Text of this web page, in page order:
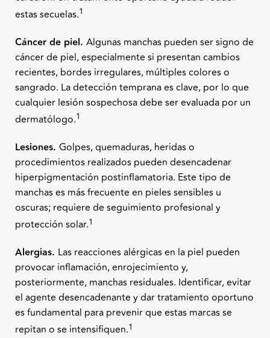
estas secuelas.1
Cáncer de piel. Algunas manchas pueden ser signo de
cáncer de piel, especialmente si presentan cambios
recientes, bordes irregulares, múltiples colores o
sangrado. La detección temprana es clave, por lo que
cualquier lesión sospechosa debe ser evaluada por un
dermatólogo.1
Lesiones. Golpes, quemaduras, heridas o
procedimientos realizados pueden desencadenar
hiperpigmentación postinflamatoria. Este tipo de
manchas es más frecuente en pieles sensibles u
oscuras; requiere de seguimiento profesional y
protección solar.1
Alergias. Las reacciones alérgicas en la piel pueden
provocar inflamación, enrojecimiento y,
posteriormente, manchas residuales. Identificar, evitar
el agente desencadenante y dar tratamiento oportuno
es fundamental para prevenir que estas marcas se
repitan o se intensifiquen.1